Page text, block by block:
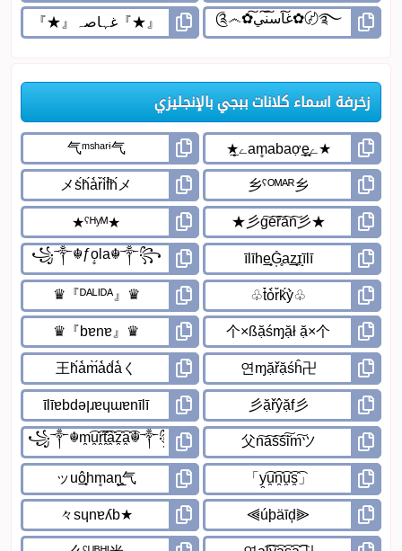
زخرفة اسماء كلانات ببجي بالإنجليزي